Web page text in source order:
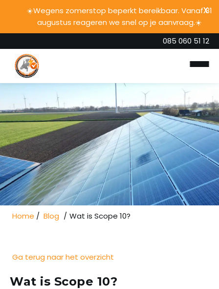
☀️Wegens zomerstop beperkt bereikbaar. Vanaf 31
augustus reageren we snel op je aanvraag.☀️
085 060 51 12
Home
Onze diensten
Over ons
Home Blog Wat is Scope 10?
Ga terug naar het overzicht
Wat is Scope 10?